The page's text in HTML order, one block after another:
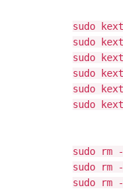
sudo
sudo
sudo
sudo
sudo
sudo
sudo
sudo rm
sudo rm